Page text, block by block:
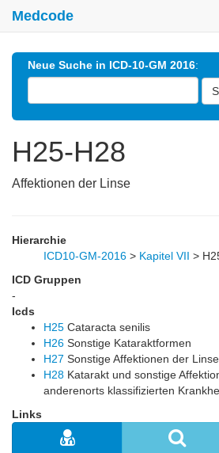
Medcode
Neue Suche in ICD-10-GM 2016:
H25-H28
Affektionen der Linse
Hierarchie
ICD10-GM-2016 > Kapitel VII >
ICD Gruppen
-
Icds
H25 Cataracta senilis
H26 Sonstige Kataraktformen
H27 Sonstige Affektionen der Linse
H28 Katarakt und sonstige
anderenorts klassifizierten
Links